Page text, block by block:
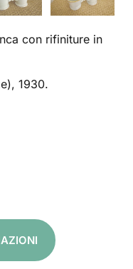
con rifiniture in
1930.